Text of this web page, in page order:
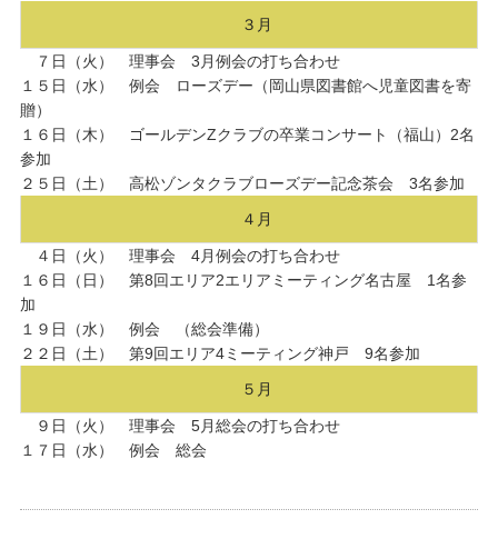
３月
７日（火） 理事会 3月例会の打ち合わせ
１５日（水） 例会 ローズデー（岡山県図書館へ児童図書を寄
贈）
１６日（木） ゴールデンZクラブの卒業コンサート（福山）2名
参加
２５日（土） 高松ゾンタクラブローズデー記念茶会 3名参加
４月
４日（火） 理事会 4月例会の打ち合わせ
１６日（日） 第8回エリア2エリアミーティング名古屋 1名参
加
１９日（水） 例会 （総会準備）
２２日（土） 第9回エリア4ミーティング神戸 9名参加
５月
９日（火） 理事会 5月総会の打ち合わせ
１７日（水） 例会 総会